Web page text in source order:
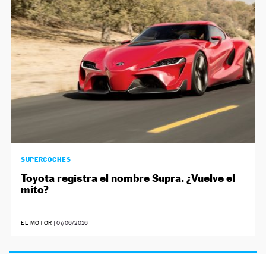
SUPERCOCHES
Toyota registra el nombre Supra. ¿Vuelve el
mito?
EL MOTOR | 07/06/2016